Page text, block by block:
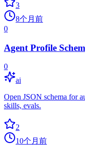
3
8个月前
0
Agent Profile
0
ai
Open JSON schema for
skills, evals.
2
10个月前